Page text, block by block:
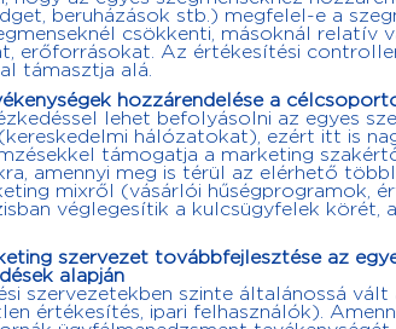
beruházások stb.) megfelel-e a
csökkenti, másoknál relatív
erőforrásokat. Az értékesítési
támasztja alá.
hozzárendelése a
lehet befolyásolni az egyes
hálózatokat), ezért itt is
támogatja a marketing
amennyi meg is térül az elérhető
mixről (vásárlói hűségprogramok,
véglegesítik a kulcsügyfelek körét,
szervezet továbbfejlesztése az
alapján
szervezetekben szinte általánossá
értékesítés, ipari felhasználók).